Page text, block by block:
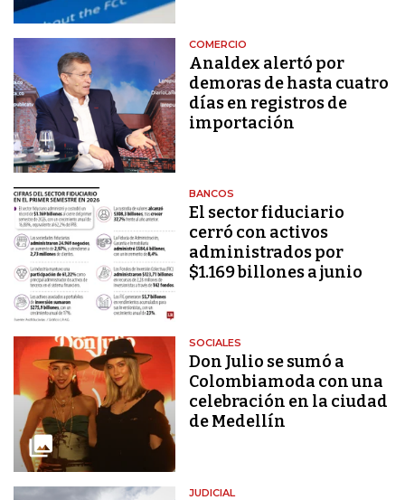
COMERCIO
Analdex alertó por
demoras de hasta cuatro
días en registros de
importación
BANCOS
El sector fiduciario
cerró con activos
administrados por
$1.169 billones a junio
SOCIALES
Don Julio se sumó a
Colombiamoda con una
celebración en la ciudad
de Medellín
JUDICIAL